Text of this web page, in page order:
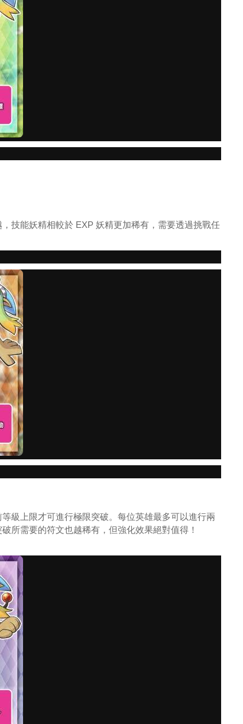
技能妖精相較於 EXP 妖精更加稀有，需要透過挑戰任
級上限才可進行極限突破。每位英雄最多可以進行兩
所需要的符文也越稀有，但強化效果絕對值得！